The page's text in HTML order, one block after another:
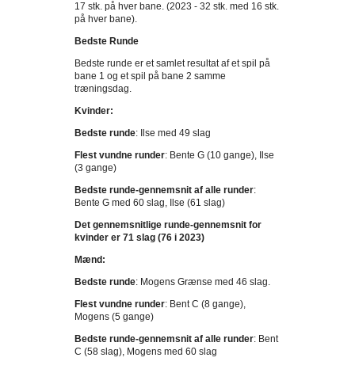
17 stk. på hver bane. (2023 - 32 stk. med 16 stk.
på hver bane).
Bedste Runde
Bedste runde er et samlet resultat af et spil på
bane 1 og et spil på bane 2 samme
træningsdag.
Kvinder:
Bedste runde: Ilse med 49 slag
Flest vundne runder: Bente G (10 gange), Ilse
(3 gange)
Bedste runde-gennemsnit af alle runder:
Bente G med 60 slag, Ilse (61 slag)
Det gennemsnitlige runde-gennemsnit for
kvinder er 71 slag (76 i 2023)
Mænd:
Bedste runde: Mogens Grænse med 46 slag.
Flest vundne runder: Bent C (8 gange),
Mogens (5 gange)
Bedste runde-gennemsnit af alle runder: Bent
C (58 slag), Mogens med 60 slag